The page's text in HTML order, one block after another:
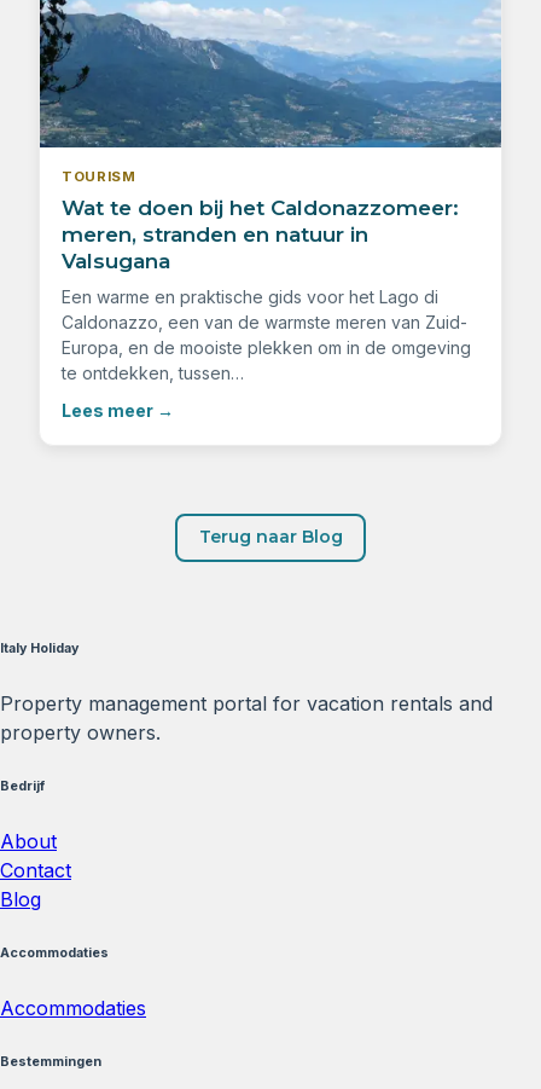
TOURISM
Wat te doen bij het Caldonazzomeer:
meren, stranden en natuur in
Valsugana
Een warme en praktische gids voor het Lago di
Caldonazzo, een van de warmste meren van Zuid-
Europa, en de mooiste plekken om in de omgeving
te ontdekken, tussen…
Lees meer →
Terug naar Blog
Italy Holiday
Property management portal for vacation rentals and
property owners.
Bedrijf
About
Contact
Blog
Accommodaties
Accommodaties
Bestemmingen